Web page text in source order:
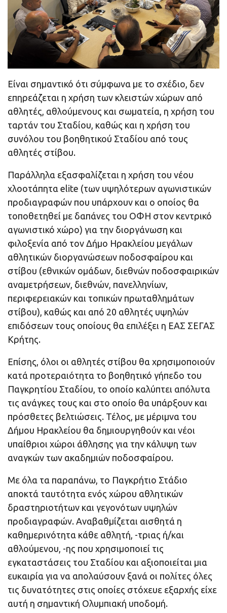
Είναι σημαντικό ότι σύμφωνα με το σχέδιο, δεν
επηρεάζεται η χρήση των κλειστών χώρων από
αθλητές, αθλούμενους και σωματεία, η χρήση του
ταρτάν του Σταδίου, καθώς και η χρήση του
συνόλου του βοηθητικού Σταδίου από τους
αθλητές στίβου.
Παράλληλα εξασφαλίζεται η χρήση του νέου
χλοοτάπητα elite (των υψηλότερων αγωνιστικών
προδιαγραφών που υπάρχουν και ο οποίος θα
τοποθετηθεί με δαπάνες του ΟΦΗ στον κεντρικό
αγωνιστικό χώρο) για την διοργάνωση και
φιλοξενία από τον Δήμο Ηρακλείου μεγάλων
αθλητικών διοργανώσεων ποδοσφαίρου και
στίβου (εθνικών ομάδων, διεθνών ποδοσφαιρικών
αναμετρήσεων, διεθνών, πανελληνίων,
περιφερειακών και τοπικών πρωταθλημάτων
στίβου), καθώς και από 20 αθλητές υψηλών
επιδόσεων τους οποίους θα επιλέξει η ΕΑΣ ΣΕΓΑΣ
Κρήτης.
Επίσης, όλοι οι αθλητές στίβου θα χρησιμοποιούν
κατά προτεραιότητα το βοηθητικό γήπεδο του
Παγκρητίου Σταδίου, το οποίο καλύπτει απόλυτα
τις ανάγκες τους και στο οποίο θα υπάρξουν και
πρόσθετες βελτιώσεις. Τέλος, με μέριμνα του
Δήμου Ηρακλείου θα δημιουργηθούν και νέοι
υπαίθριοι χώροι άθλησης για την κάλυψη των
αναγκών των ακαδημιών ποδοσφαίρου.
Με όλα τα παραπάνω, το Παγκρήτιο Στάδιο
αποκτά ταυτότητα ενός χώρου αθλητικών
δραστηριοτήτων και γεγονότων υψηλών
προδιαγραφών. Αναβαθμίζεται αισθητά η
καθημερινότητα κάθε αθλητή, -τριας ή/και
αθλούμενου, -ης που χρησιμοποιεί τις
εγκαταστάσεις του Σταδίου και αξιοποιείται μια
ευκαιρία για να απολαύσουν ξανά οι πολίτες όλες
τις δυνατότητες στις οποίες στόχευε εξαρχής είχε
αυτή η σημαντική Ολυμπιακή υποδομή.